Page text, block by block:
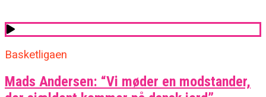
Basketligaen
Mads Andersen: “Vi møder en modstander,